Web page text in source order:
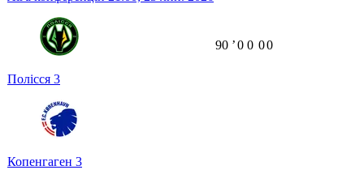
Полісся 3
Копенгаген 3
90 ʼ0 0 00